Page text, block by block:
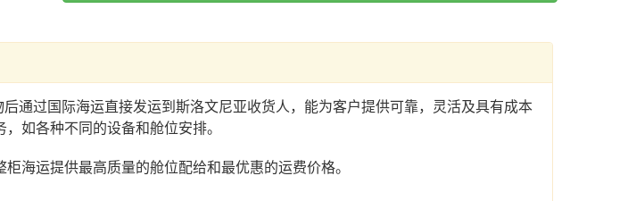
通过国际海运直接发运到斯洛文尼亚收货人，能为客户提供可靠，灵活及具有成本
如各种不同的设备和舱位安排。
海运提供最高质量的舱位配给和最优惠的运费价格。